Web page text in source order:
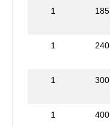
1 185
1 240
1 300
1 400